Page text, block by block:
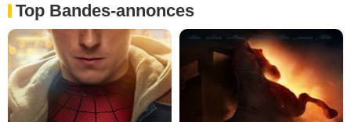
Top Bandes-annonces